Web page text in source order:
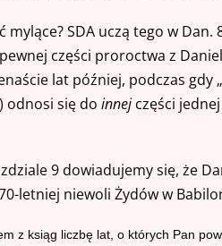
SDA uczą tego w Dan.
części proroctwa z
lat później, podczas gdy
odnosi się do innejczęści
9 dowiadujemy się, że
letniej niewoli Żydów w
z ksiąg liczbę lat, o których Pan